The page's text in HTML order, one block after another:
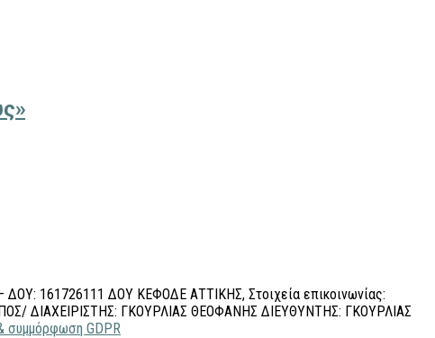
161726111 ΔΟΥ ΚΕΦΟΔΕ ΑΤΤΙΚΗΣ, Στοιχεία επικοινωνίας:
ΔΙΑΧΕΙΡΙΣΤΗΣ: ΓΚΟΥΡΛΙΑΣ ΘΕΟΦΑΝΗΣ ΔΙΕΥΘΥΝΤΗΣ: ΓΚΟΥΡΛΙΑΣ
συμμόρφωση GDPR